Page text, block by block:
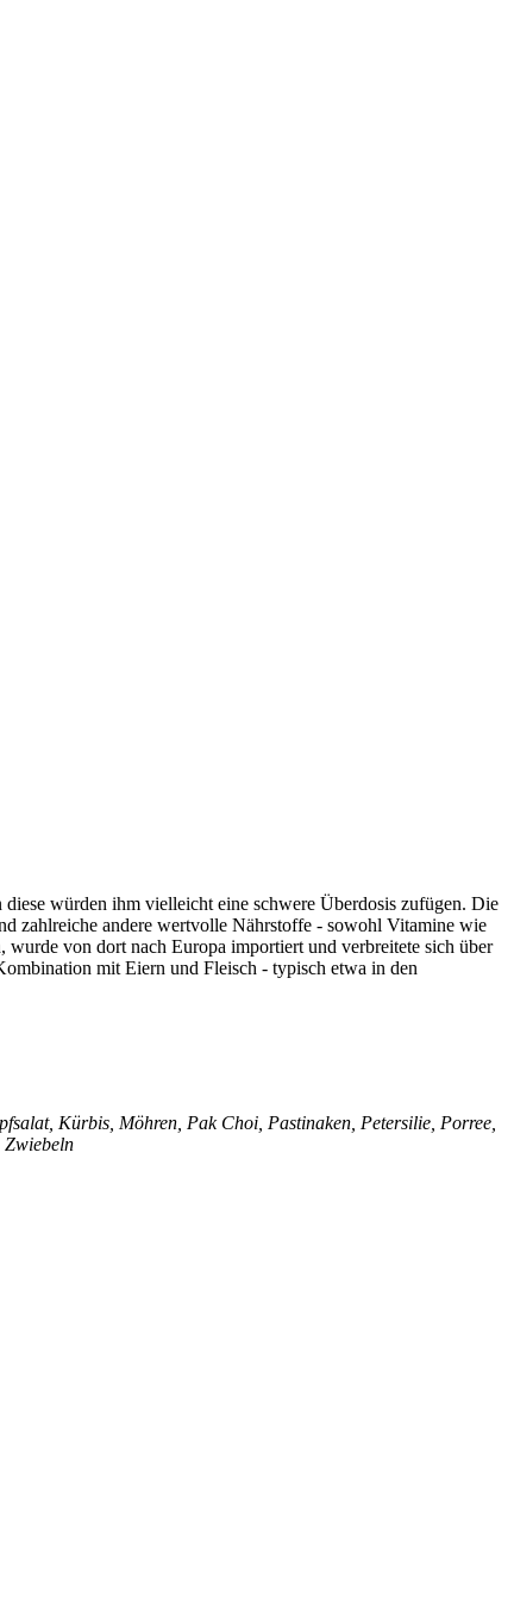
würden ihm vielleicht eine schwere Überdosis zufügen. Die
zahlreiche andere wertvolle Nährstoffe - sowohl Vitamine wie
von dort nach Europa importiert und verbreitete sich über
mit Eiern und Fleisch - typisch etwa in den
Kürbis, Möhren, Pak Choi, Pastinaken, Petersilie, Porree,
Zwiebeln